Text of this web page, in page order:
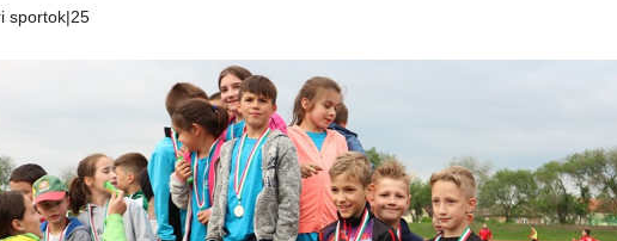
sportok|25